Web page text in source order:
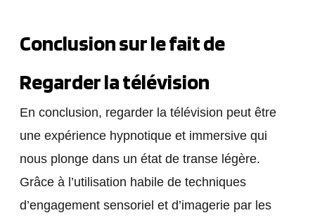
Conclusion sur le fait de
Regarder la télévision
En conclusion, regarder la télévision peut être
une expérience hypnotique et immersive qui
nous plonge dans un état de transe légère.
Grâce à l’utilisation habile de techniques
d’engagement sensoriel et d’imagerie par les